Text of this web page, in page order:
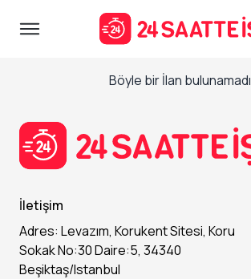
Böyle bir İlan bulunamadı
İletişim
Adres: Levazım, Korukent Sitesi, Koru
Sokak No:30 Daire:5, 34340
Beşiktaş/Istanbul